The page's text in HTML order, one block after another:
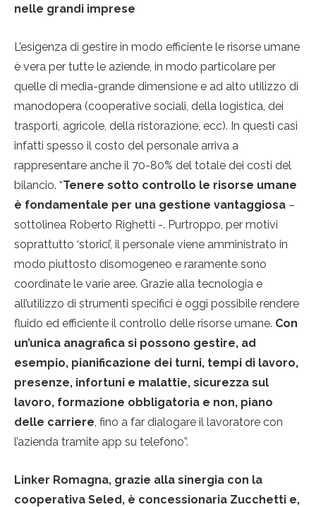
nelle grandi imprese
L’esigenza di gestire in modo efficiente le risorse umane
è vera per tutte le aziende, in modo particolare per
quelle di media-grande dimensione e ad alto utilizzo di
manodopera (cooperative sociali, della logistica, dei
trasporti, agricole, della ristorazione, ecc). In questi casi
infatti spesso il costo del personale arriva a
rappresentare anche il 70-80% del totale dei costi del
bilancio. “Tenere sotto controllo le risorse umane
è fondamentale per una gestione vantaggiosa –
sottolinea Roberto Righetti -. Purtroppo, per motivi
soprattutto ‘storici’, il personale viene amministrato in
modo piuttosto disomogeneo e raramente sono
coordinate le varie aree. Grazie alla tecnologia e
all’utilizzo di strumenti specifici è oggi possibile rendere
fluido ed efficiente il controllo delle risorse umane. Con
un’unica anagrafica si possono gestire, ad
esempio, pianificazione dei turni, tempi di lavoro,
presenze, infortuni e malattie, sicurezza sul
lavoro, formazione obbligatoria e non, piano
delle carriere , fino a far dialogare il lavoratore con
l’azienda tramite app su telefono”.
Linker Romagna, grazie alla sinergia con la
cooperativa Seled, è concessionaria Zucchetti e,